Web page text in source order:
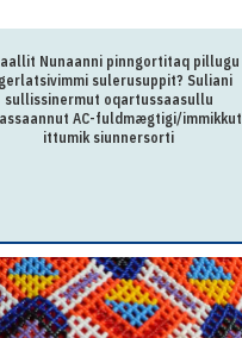
Nunaanni pinngortitaq pillugu
sulerusuppit? Suliani
sullissinermut oqartussaasullu
AC-fuldmægtigi/immikkut
ittumik siunnersorti